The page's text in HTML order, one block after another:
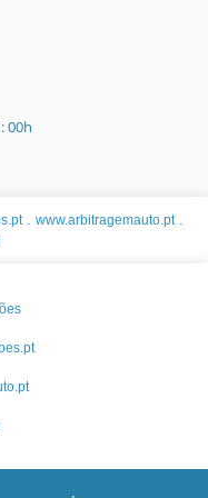
00h
www.arbitragemauto.pt